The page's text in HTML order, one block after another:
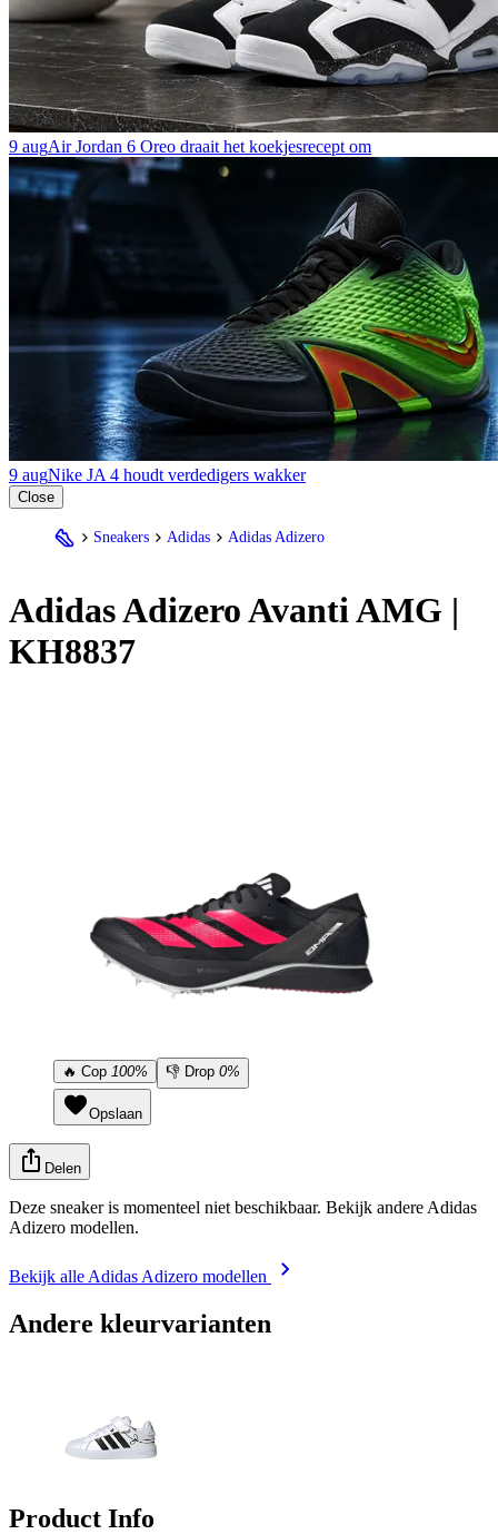
9 augAir Jordan 6 Oreo draait het koekjesrecept om
9 augNike JA 4 houdt verdedigers wakker
Close
Sneakers Adidas Adidas Adizero
AdidasAdizero Avanti AMG |
KH8837
🔥 Cop 100% 👎 Drop 0%
Opslaan
Delen
Deze sneaker is momenteel niet beschikbaar. Bekijk andere Adidas
Adizero modellen.
Bekijk alle Adidas Adizero modellen
Andere kleurvarianten
Product Info